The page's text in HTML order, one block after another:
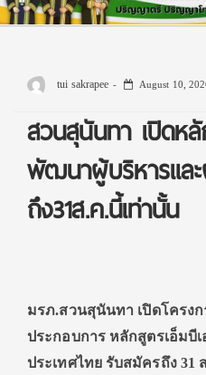
tui sakrapee August 10,
สวนสุนันทา เปิดหลั
พัฒนาผู้บริหารแล
ถึง31ส.ค.นี้เท่านั้น
มรภ.สวนสุนันทา เปิดโครง
ประกอบการ หลักสูตรเอ็มบีเ
ประเทศไทย รับสมัครถึง 31